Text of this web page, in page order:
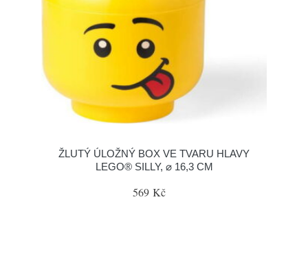
ŽLUTÝ ÚLOŽNÝ BOX VE TVARU HLAVY
LEGO® SILLY, ⌀ 16,3 CM
569 Kč